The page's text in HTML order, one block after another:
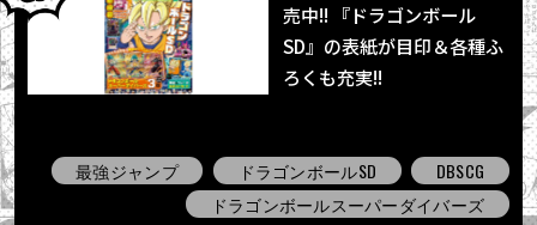
売中!! 『ドラゴンボール
SD』の表紙が目印＆各種ふ
ろくも充実!!
最強ジャンプ ドラゴンボールSD
DBSCG
ドラゴンボールスーパーダイバーズ